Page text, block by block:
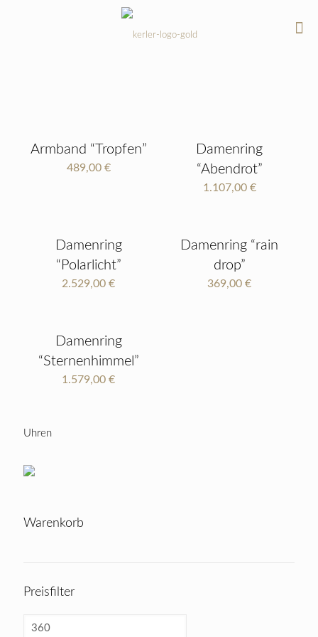
Armband “Tropfen”
489,00 €
Damenring
“Abendrot”
1.107,00 €
Damenring
“Polarlicht”
2.529,00€
Damenring “rain
drop”
369,00€
Damenring
“Sternenhimmel”
1.579,00€
Uhren
Warenkorb
Preisfilter
price